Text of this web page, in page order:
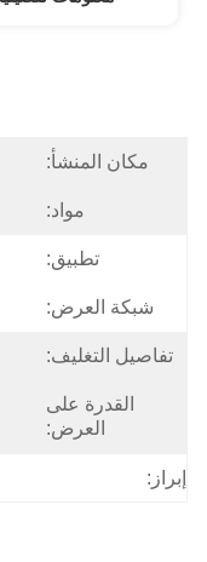
مكان المنشأ:
مواد:
تطبيق:
شبكة العرض:
تفاصيل التغليف:
القدرة على
العرض:
إبراز: